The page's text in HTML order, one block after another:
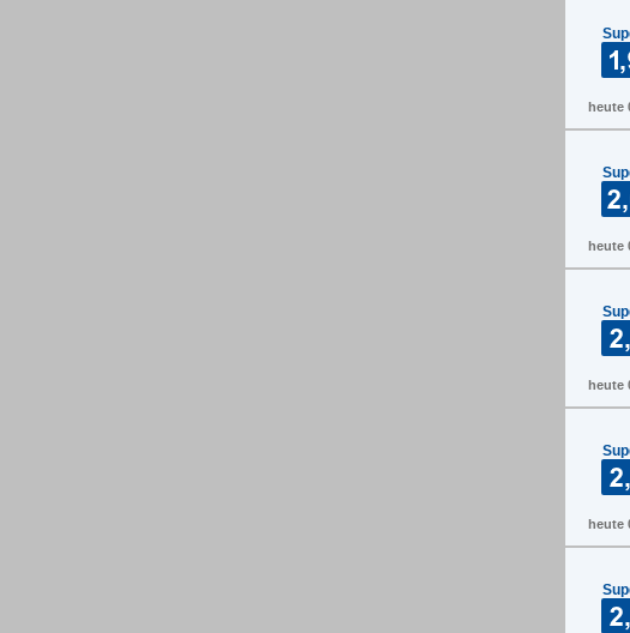
heute
heute
heute
heute